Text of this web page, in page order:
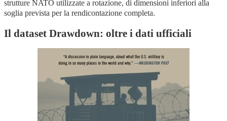
strutture NATO utilizzate a rotazione, di dimensioni inferiori alla
soglia prevista per la rendicontazione completa.
Il dataset Drawdown: oltre i dati ufficiali